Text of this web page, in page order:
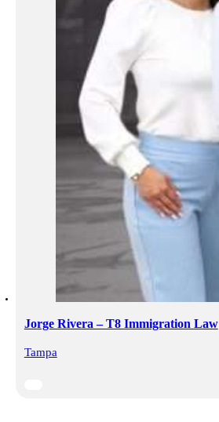
Jorge Rivera – T8 Immigration Law
Tampa